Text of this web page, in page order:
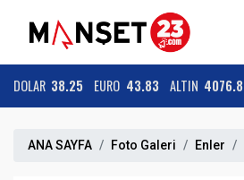
DOLAR 38.25 EURO 43.83 ALTIN 4076.8
ANA SAYFA Foto Galeri Enler